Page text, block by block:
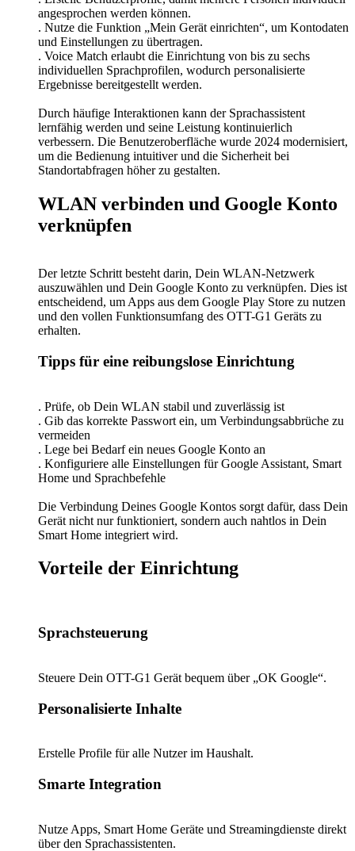
angesprochen werden können.
. Nutze die Funktion „Mein Gerät einrichten“, um Kontodaten
und Einstellungen zu übertragen.
. Voice Match erlaubt die Einrichtung von bis zu sechs
individuellen Sprachprofilen, wodurch personalisierte
Ergebnisse bereitgestellt werden.
Durch häufige Interaktionen kann der Sprachassistent
lernfähig werden und seine Leistung kontinuierlich
verbessern. Die Benutzeroberfläche wurde 2024 modernisiert,
um die Bedienung intuitiver und die Sicherheit bei
Standortabfragen höher zu gestalten.
WLAN verbinden und Google Konto
verknüpfen
Der letzte Schritt besteht darin, Dein WLAN-Netzwerk
auszuwählen und Dein Google Konto zu verknüpfen. Dies ist
entscheidend, um Apps aus dem Google Play Store zu nutzen
und den vollen Funktionsumfang des OTT-G1 Geräts zu
erhalten.
Tipps für eine reibungslose Einrichtung
. Prüfe, ob Dein WLAN stabil und zuverlässig ist
. Gib das korrekte Passwort ein, um Verbindungsabbrüche zu
vermeiden
. Lege bei Bedarf ein neues Google Konto an
. Konfiguriere alle Einstellungen für Google Assistant, Smart
Home und Sprachbefehle
Die Verbindung Deines Google Kontos sorgt dafür, dass Dein
Gerät nicht nur funktioniert, sondern auch nahtlos in Dein
Smart Home integriert wird.
Vorteile der Einrichtung
Sprachsteuerung
Steuere Dein OTT-G1 Gerät bequem über „OK Google“.
Personalisierte Inhalte
Erstelle Profile für alle Nutzer im Haushalt.
Smarte Integration
Nutze Apps, Smart Home Geräte und Streamingdienste direkt
über den Sprachassistenten.